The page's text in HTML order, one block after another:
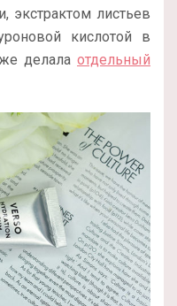
экстрактом листьев
кислотой в
делала отдельный